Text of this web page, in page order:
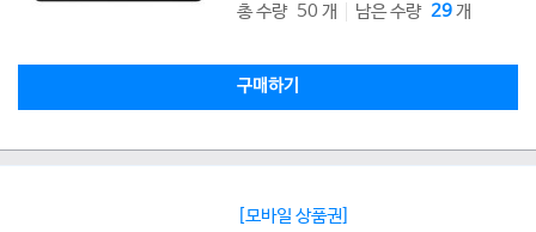
총 수량 50 개
남은 수량 29개
구매하기
[모바일 상품권]